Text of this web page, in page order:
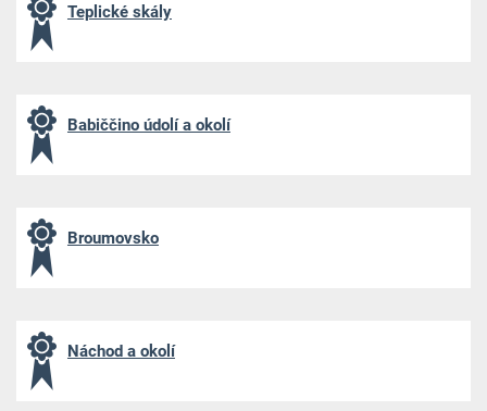
Teplické skály
Babiččino údolí a okolí
Broumovsko
Náchod a okolí